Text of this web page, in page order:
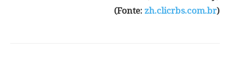
(Fonte: zh.clicrbs.com.br)